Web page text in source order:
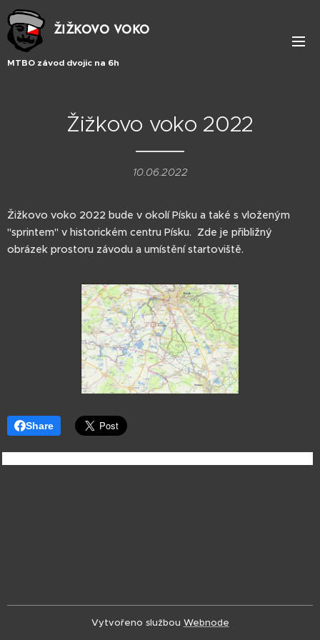
ŽIŽKOVO VOKO
MTBO závod dvojic na 6h
Žižkovo voko 2022
10.06.2022
Žižkovo voko 2022 bude v okolí Písku a také s vloženým
"sprintem" v historickém centru Písku. Zde je přibližný
obrázek prostoru závodu a umístění startoviště.
Share
Vytvořeno službou Webnode